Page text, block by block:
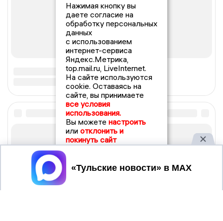
Нажимая кнопку вы
даете согласие на
обработку персональных
данных
с использованием
интернет-сервиса
Яндекс.Метрика,
top.mail.ru, LiveInternet.
На сайте используются
cookie. Оставаясь на
сайте, вы принимаете
все условия
использования.
Вы можете настроить
или отклонить и
покинуть сайт
Принять